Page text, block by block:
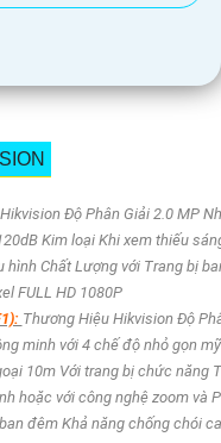
Độ Phân Giải 2.0 MP
Kim loại Khi xem thiếu
hình Chất Lượng với Trang bị
FULL HD 1080P
Thương Hiệu Hikvision Độ
minh với 4 chế độ nhỏ gọn mỹ
10m Với trang bị chức năng
hoặc với công nghệ zoom và
đêm Khả năng chống chói